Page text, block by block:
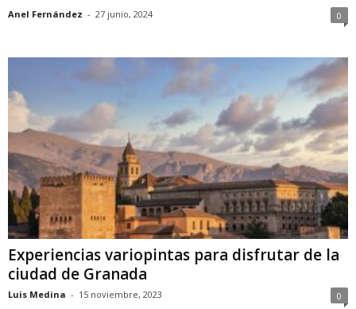
Anel Fernández - 27 junio, 2024 0
Experiencias variopintas para disfrutar de la
ciudad de Granada
Luis Medina - 15 noviembre, 2023 0